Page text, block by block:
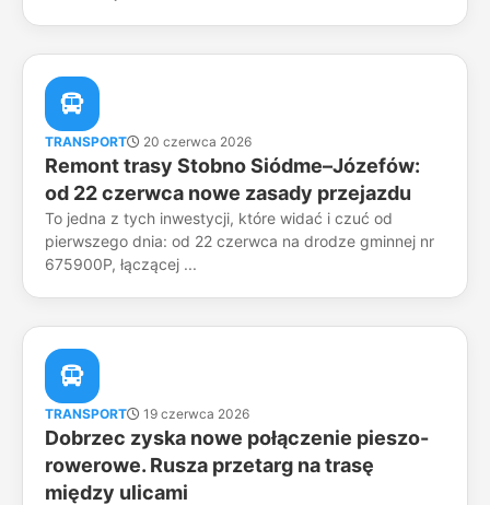
TRANSPORT 20 czerwca 2026
Remont trasy Stobno Siódme–Józefów:
od 22 czerwca nowe zasady przejazdu
To jedna z tych inwestycji, które widać i czuć od
pierwszego dnia: od 22 czerwca na drodze gminnej nr
675900P, łączącej ...
TRANSPORT 19 czerwca 2026
Dobrzec zyska nowe połączenie pieszo-
rowerowe. Rusza przetarg na trasę
między ulicami